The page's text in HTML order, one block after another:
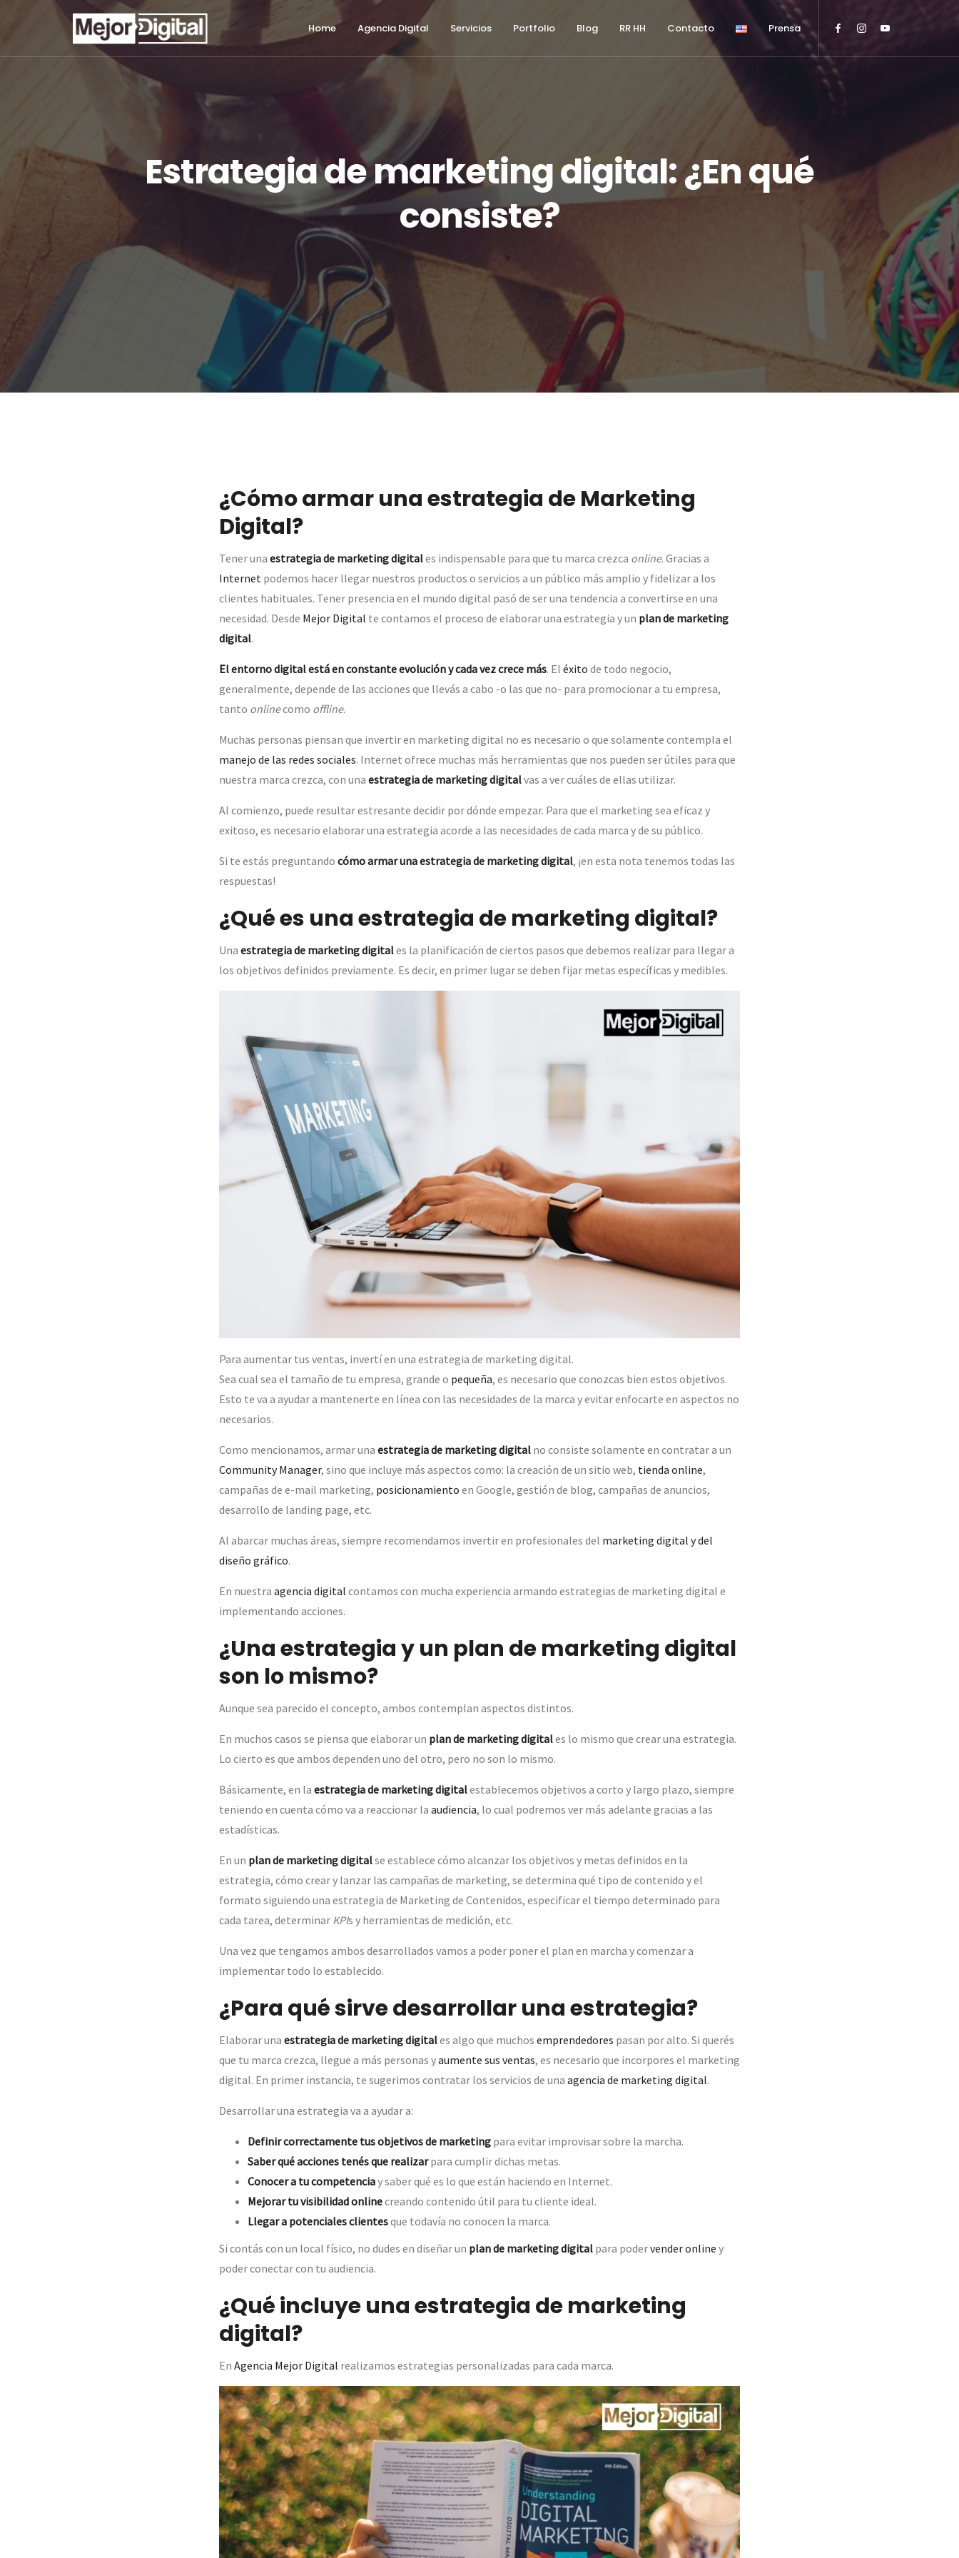
Home Agencia Digital Servicios Portfolio Blog RR HH Contacto Prensa
Estrategia de marketing digital: ¿En qué
consiste?
¿Cómo armar una estrategia de Marketing
Digital?
Tener una estrategia de marketing digitales indispensable para que tu marca crezca online. Gracias a
Internet podemos hacer llegar nuestros productos o servicios a un público más amplio y fidelizar a los
clientes habituales. Tener presencia en el mundo digital pasó de ser una tendencia a convertirse en una
necesidad. Desde Mejor Digital te contamos el proceso de elaborar una estrategia y un plan de marketing
digital.
El entorno digital está en constante evolución y cada vez crece más. El éxito de todo negocio,
generalmente, depende de las acciones que llevás a cabo -o las que no- para promocionar a tu empresa,
tanto onlinecomo offline.
Muchas personas piensan que invertir en marketing digital no es necesario o que solamente contempla el
manejo de las redes sociales. Internet ofrece muchas más herramientas que nos pueden ser útiles para que
nuestra marca crezca, con una estrategia de marketing digitalvas a ver cuáles de ellas utilizar.
Al comienzo, puede resultar estresante decidir por dónde empezar. Para que el marketing sea eficaz y
exitoso, es necesario elaborar una estrategia acorde a las necesidades de cada marca y de su público.
Si te estás preguntando cómo armar una estrategia de marketing digital, ¡en esta nota tenemos todas las
respuestas!
¿Qué es una estrategia de marketing digital?
Una estrategia de marketing digitales la planificación de ciertos pasos que debemos realizar para llegar a
los objetivos definidos previamente. Es decir, en primer lugar se deben fijar metas específicas y medibles.
Para aumentar tus ventas, invertí en una estrategia de marketing digital.
Sea cual sea el tamaño de tu empresa, grande o pequeña, es necesario que conozcas bien estos objetivos.
Esto te va a ayudar a mantenerte en línea con las necesidades de la marca y evitar enfocarte en aspectos no
necesarios.
Como mencionamos, armar una estrategia de marketing digital no consiste solamente en contratar a un
Community Manager, sino que incluye más aspectos como: la creación de un sitio web, tienda online,
campañas de e-mail marketing, posicionamiento en Google, gestión de blog, campañas de anuncios,
desarrollo de landing page, etc.
Al abarcar muchas áreas, siempre recomendamos invertir en profesionales del marketing digital y del
diseño gráfico.
En nuestra agencia digital contamos con mucha experiencia armando estrategias de marketing digital e
implementando acciones.
¿Una estrategia y un plan de marketing digital
son lo mismo?
Aunque sea parecido el concepto, ambos contemplan aspectos distintos.
En muchos casos se piensa que elaborar un plan de marketing digitales lo mismo que crear una estrategia.
Lo cierto es que ambos dependen uno del otro, pero no son lo mismo.
Básicamente, en la estrategia de marketing digitalestablecemos objetivos a corto y largo plazo, siempre
teniendo en cuenta cómo va a reaccionar la audiencia, lo cual podremos ver más adelante gracias a las
estadísticas.
En un plan de marketing digitalse establece cómo alcanzar los objetivos y metas definidos en la
estrategia, cómo crear y lanzar las campañas de marketing, se determina qué tipo de contenido y el
formato siguiendo una estrategia de Marketing de Contenidos, especificar el tiempo determinado para
cada tarea, determinar KPIs y herramientas de medición, etc.
Una vez que tengamos ambos desarrollados vamos a poder poner el plan en marcha y comenzar a
implementar todo lo establecido.
¿Para qué sirve desarrollar una estrategia?
Elaborar una estrategia de marketing digitales algo que muchos emprendedores pasan por alto. Si querés
que tu marca crezca, llegue a más personas yaumente sus ventas, es necesario que incorpores el marketing
digital. En primer instancia, te sugerimos contratar los servicios de una agencia de marketing digital.
Desarrollar una estrategia va a ayudar a:
Definir correctamente tus objetivos de marketing para evitar improvisar sobre la marcha.
Saber qué acciones tenés que realizarpara cumplir dichas metas.
Conocer a tu competenciay saber qué es lo que están haciendo en Internet.
Mejorar tu visibilidad onlinecreando contenido útil para tu cliente ideal.
Llegar a potenciales clientesque todavía no conocen la marca.
Si contás con un local físico, no dudes en diseñar un plan de marketing digital para podervender online y
poder conectar con tu audiencia.
¿Qué incluye una estrategia de marketing
digital?
En Agencia Mejor Digital realizamos estrategias personalizadas para cada marca.